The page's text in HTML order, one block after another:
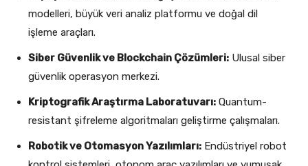
modelleri, büyük veri analiz platformu ve doğal dil
işleme araçları.
Siber Güvenlik ve Blockchain Çözümleri: Ulusal siber
güvenlik operasyon merkezi.
Kriptografik Araştırma Laboratuvarı: Quantum-
resistant şifreleme algoritmaları geliştirme çalışmaları.
Robotik ve Otomasyon Yazılımları: Endüstriyel robot